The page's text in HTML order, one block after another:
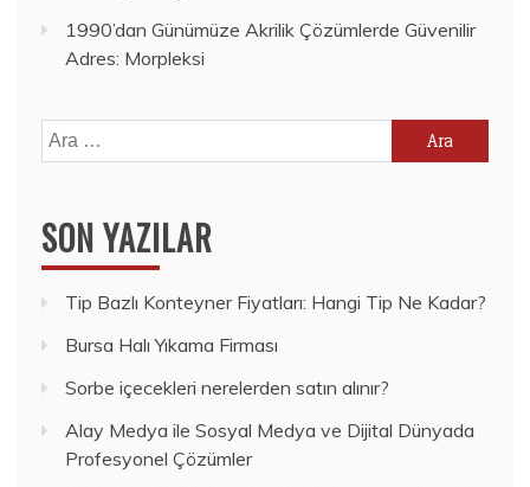
1990’dan Günümüze Akrilik Çözümlerde Güvenilir
Adres: Morpleksi
Arama:
SON YAZILAR
Tip Bazlı Konteyner Fiyatları: Hangi Tip Ne Kadar?
Bursa Halı Yıkama Firması
Sorbe içecekleri nerelerden satın alınır?
Alay Medya ile Sosyal Medya ve Dijital Dünyada
Profesyonel Çözümler